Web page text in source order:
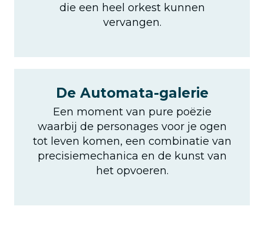
die een heel orkest kunnen
vervangen.
De Automata-galerie
Een moment van pure poëzie
waarbij de personages voor je ogen
tot leven komen, een combinatie van
precisiemechanica en de kunst van
het opvoeren.